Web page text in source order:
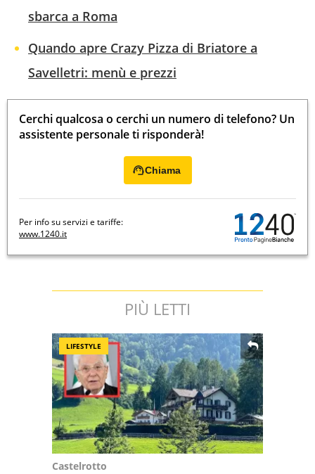
sbarca a Roma
Quando apre Crazy Pizza di Briatore a
Savelletri: menù e prezzi
Cerchi qualcosa o cerchi un numero di telefono? Un
assistente personale ti risponderà!
Chiama
Per info su servizi e tariffe:
www.1240.it
PIÙ LETTI
LIFESTYLE
Castelrotto